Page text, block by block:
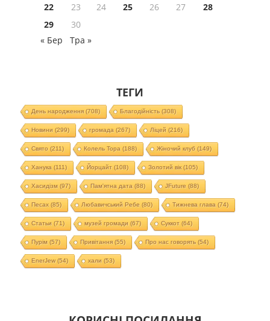
22
23 24 25 26 27
28
29
30
« Бер
Тра »
ТЕГИ
День народження(708) Благодійність (308)
Новини (299) громада (267) Ліцей (216)
Свято (211) Колель Тора (188) Жіночий клуб (149)
Ханука (111) Йорцайт (108) Золотий вік(105)
Хасидізм (97) Пам'ятна дата (88) JFuture (88)
Песах(85) Любавичський Ребе (80) Тижнева глава (74)
Статьи (71) музей громади (67) Суккот (64)
Пурім (57) Привітання(55) Про нас говорять (54)
EnerJew(54) хали (53)